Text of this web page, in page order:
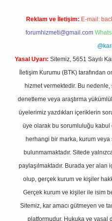
Reklam ve İletişim: E-mail:
forumhizmeti@gmail.com
Yasal Uyarı: Sitemiz, 5651 Sayılı
İletişim Kurumu (BTK) tarafından
hizmet vermektedir. Bu
denetleme veya araştırma
üyelerimiz yazdıkları içeriklerin
üye olarak bu sorumluluğu kabul
herhangi bir marka, kurum veya
bulunmamaktadır. Sitede
paylaşılmaktadır. Burada yer alan
olup, gerçek kurum ve kişiler
Gerçek kurum ve kişiler ile isim
Sitemiz, kar amacı gütmeyen ve
platformudur. Hukuka ve yasal